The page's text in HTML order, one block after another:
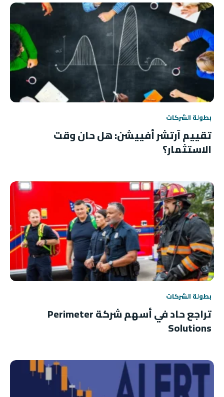
بطولة الشركات
تقييم آرتشر أفييشن: هل حان وقت
الاستثمار؟
بطولة الشركات
تراجع حاد في أسهم شركة Perimeter
Solutions